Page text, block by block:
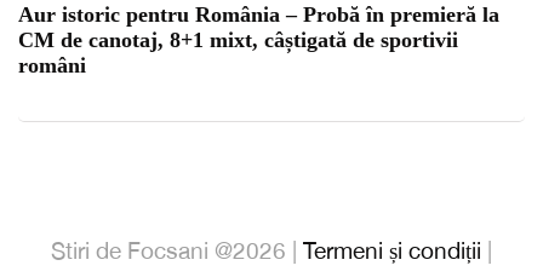
Aur istoric pentru România – Probă în premieră la
CM de canotaj, 8+1 mixt, câștigată de sportivii
români
Stiri de Focsani @2026 | Termeni și condiții